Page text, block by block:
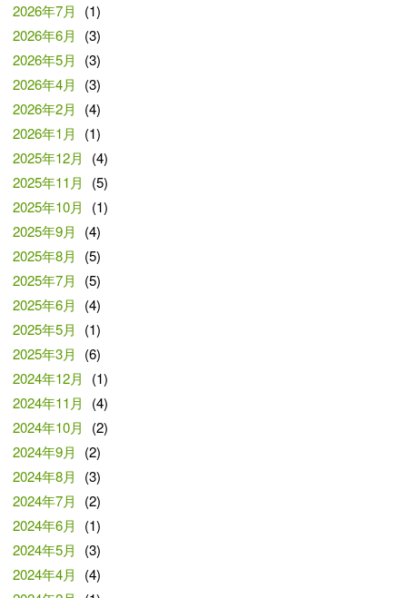
2026年7月
(1)
2026年6月
(3)
2026年5月
(3)
2026年4月
(3)
2026年2月
(4)
2026年1月
(1)
2025年12月
(4)
2025年11月
(5)
2025年10月
(1)
2025年9月
(4)
2025年8月
(5)
2025年7月
(5)
2025年6月
(4)
2025年5月
(1)
2025年3月
(6)
2024年12月
(1)
2024年11月
(4)
2024年10月
(2)
2024年9月
(2)
2024年8月
(3)
2024年7月
(2)
2024年6月
(1)
2024年5月
(3)
2024年4月
(4)